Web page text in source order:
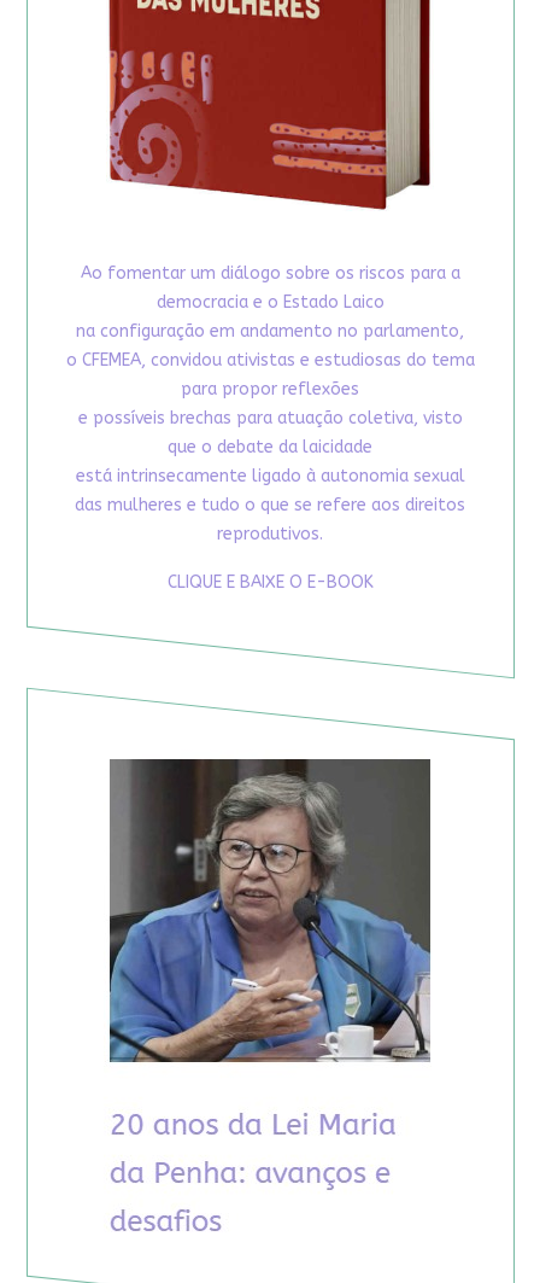
Ao fomentar um diálogo sobre os riscos para a
democracia e o Estado Laico
na configuração em andamento no parlamento,
o CFEMEA, convidou ativistas e estudiosas do tema
para propor reflexões
e possíveis brechas para atuação coletiva, visto
que o debate da laicidade
está intrinsecamente ligado à autonomia sexual
das mulheres e tudo o que se refere aos direitos
reprodutivos.
CLIQUE E BAIXE O E-BOOK